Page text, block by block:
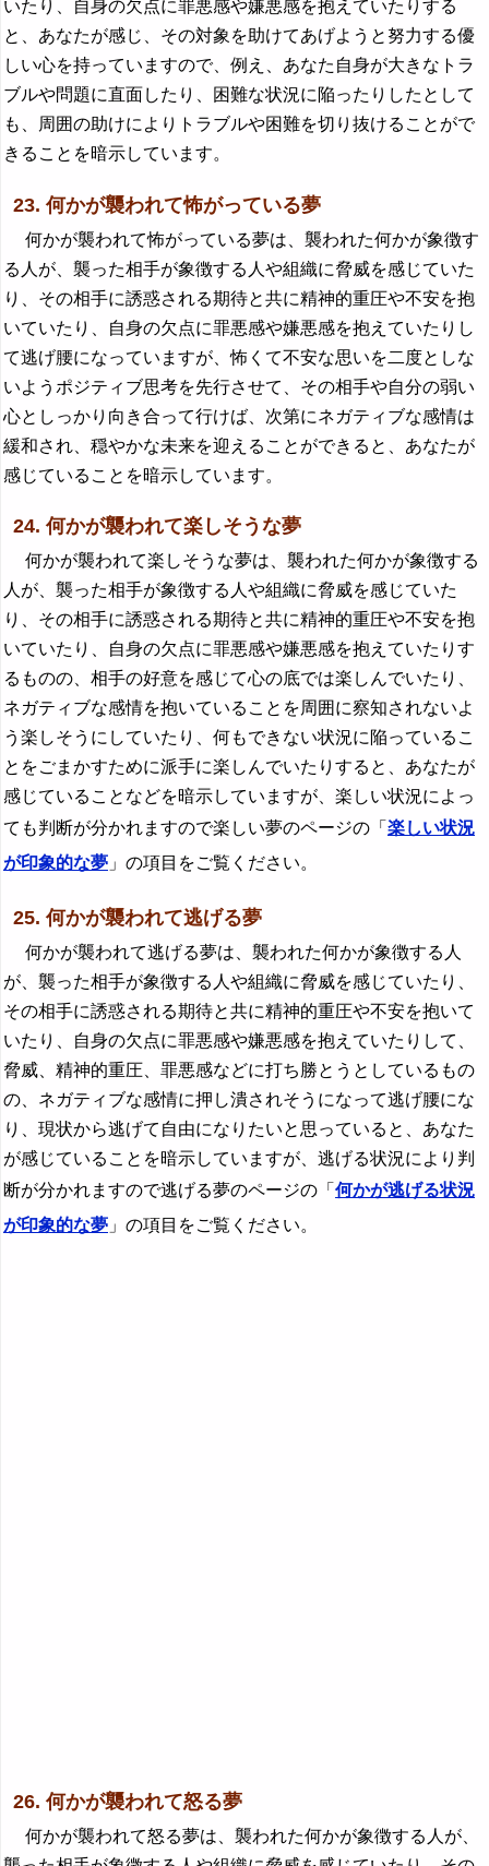
いたり、自身の欠点に罪悪感や嫌悪感を抱えていたりする
と、あなたが感じ、その対象を助けてあげようと努力する優
しい心を持っていますので、例え、あなた自身が大きなトラ
ブルや問題に直面したり、困難な状況に陥ったりしたとして
も、周囲の助けによりトラブルや困難を切り抜けることがで
きることを暗示しています。
23. 何かが襲われて怖がっている夢
何かが襲われて怖がっている夢は、襲われた何かが象徴す
る人が、襲った相手が象徴する人や組織に脅威を感じていた
り、その相手に誘惑される期待と共に精神的重圧や不安を抱
いていたり、自身の欠点に罪悪感や嫌悪感を抱えていたりし
て逃げ腰になっていますが、怖くて不安な思いを二度としな
いようポジティブ思考を先行させて、その相手や自分の弱い
心としっかり向き合って行けば、次第にネガティブな感情は
緩和され、穏やかな未来を迎えることができると、あなたが
感じていることを暗示しています。
24. 何かが襲われて楽しそうな夢
何かが襲われて楽しそうな夢は、襲われた何かが象徴する
人が、襲った相手が象徴する人や組織に脅威を感じていた
り、その相手に誘惑される期待と共に精神的重圧や不安を抱
いていたり、自身の欠点に罪悪感や嫌悪感を抱えていたりす
るものの、相手の好意を感じて心の底では楽しんでいたり、
ネガティブな感情を抱いていることを周囲に察知されないよ
う楽しそうにしていたり、何もできない状況に陥っているこ
とをごまかすために派手に楽しんでいたりすると、あなたが
感じていることなどを暗示していますが、楽しい状況によっ
ても判断が分かれますので楽しい夢のページの「 楽しい状況
が印象的な夢 」の項目をご覧ください。
25. 何かが襲われて逃げる夢
何かが襲われて逃げる夢は、襲われた何かが象徴する人
が、襲った相手が象徴する人や組織に脅威を感じていたり、
その相手に誘惑される期待と共に精神的重圧や不安を抱いて
いたり、自身の欠点に罪悪感や嫌悪感を抱えていたりして、
脅威、精神的重圧、罪悪感などに打ち勝とうとしているもの
の、ネガティブな感情に押し潰されそうになって逃げ腰にな
り、現状から逃げて自由になりたいと思っていると、あなた
が感じていることを暗示していますが、逃げる状況により判
断が分かれますので逃げる夢のページの「 何かが逃げる状況
が印象的な夢 」の項目をご覧ください。
26. 何かが襲われて怒る夢
何かが襲われて怒る夢は、襲われた何かが象徴する人が、